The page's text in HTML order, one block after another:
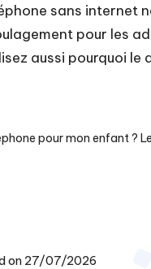
sans internet
pour les
aussi pourquoi le
pour mon enfant ?
on 27/07/2026